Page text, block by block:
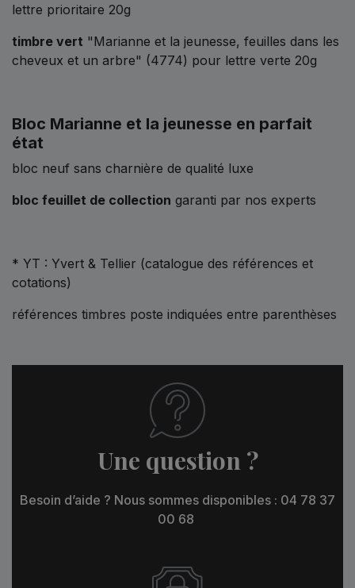
lettre prioritaire 20g
timbre vert "Marianne et la jeunesse, feuilles dans les
cheveux et un arbre" (4774) pour lettre verte 20g
Bloc Marianne et la jeunesse en parfait
état
bloc neuf sans charnière de qualité luxe
bloc feuillet de collection garanti par nos experts
* YT : Yvert & Tellier (catalogue des références et
cotations)
références timbres poste indiquées entre parenthèses
Une question ?
Besoin d’aide ? Nous sommes disponibles : 04 78 37
00 68